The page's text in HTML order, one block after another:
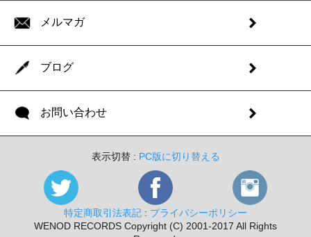
メルマガ
ブログ
お問い合わせ
表示切替 : PC版に切り替える
特定商取引法表記 : プライバシーポリシー
WENOD RECORDS Copyright (C) 2001-2017 All Rights